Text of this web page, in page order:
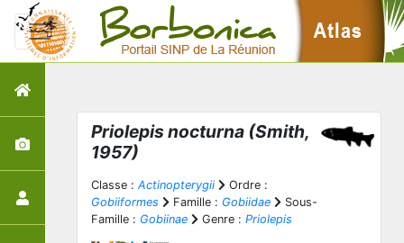
Priolepis nocturna (Smith,
1957)
Classe : Actinopterygii
Ordre :
Gobiiformes
Famille : Gobiidae
Sous-
Famille : Gobiinae Genre : Priolepis